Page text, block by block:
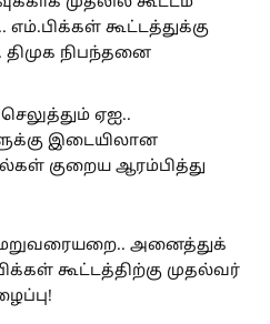
கூட்டத்துக்கு
நிபந்தனை
ஏஐ..
இடையிலான
குறைய ஆரம்பித்து
அனைத்துக்
கூட்டத்திற்கு முதல்வர்